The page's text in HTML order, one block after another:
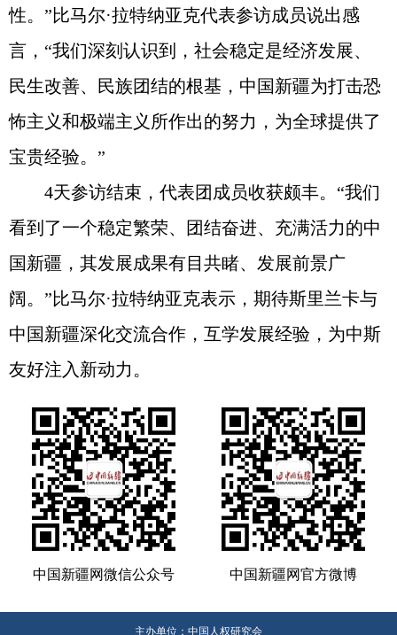
性。”比马尔·拉特纳亚克代表参访成员说出感
言，“我们深刻认识到，社会稳定是经济发展、
民生改善、民族团结的根基，中国新疆为打击恐
怖主义和极端主义所作出的努力，为全球提供了
宝贵经验。”
4天参访结束，代表团成员收获颇丰。“我们
看到了一个稳定繁荣、团结奋进、充满活力的中
国新疆，其发展成果有目共睹、发展前景广
阔。”比马尔·拉特纳亚克表示，期待斯里兰卡与
中国新疆深化交流合作，互学发展经验，为中斯
友好注入新动力。
中国新疆网微信公众号 中国新疆网官方微博
主办单位：中国人权研究会